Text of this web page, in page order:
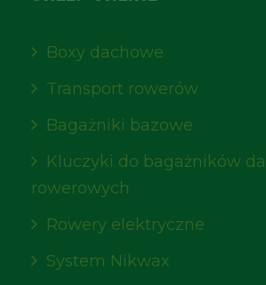
Boxy dachowe
Transport rowerów
Bagażniki bazowe
Kluczyki do bagażników
rowerowych
Rowery elektryczne
System Nikwax